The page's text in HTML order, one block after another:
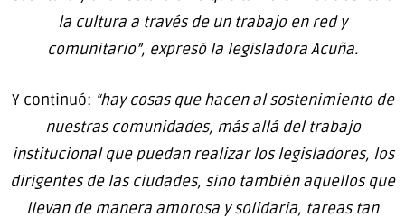
la cultura a través de un trabajo en red y
comunitario”, expresó la legisladora Acuña.
Y continuó: “hay cosas que hacen al sostenimiento de
nuestras comunidades, más allá del trabajo
institucional que puedan realizar los legisladores, los
dirigentes de las ciudades, sino también aquellos que
llevan de manera amorosa y solidaria, tareas tan